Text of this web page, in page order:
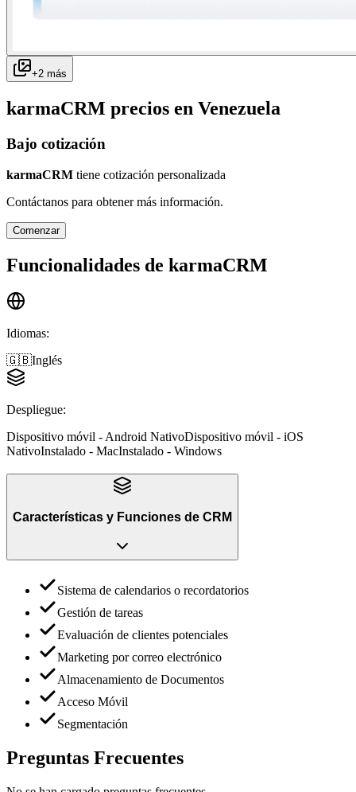
+2 más
karmaCRM precios en Venezuela
Bajo cotización
karmaCRM tiene cotización personalizada
Contáctanos para obtener más información.
Comenzar
Funcionalidades de karmaCRM
Idiomas:
🇬🇧Inglés
Despliegue:
Dispositivo móvil - Android NativoDispositivo móvil - iOS
NativoInstalado - MacInstalado - Windows
Características y Funciones de CRM
Sistema de calendarios o recordatorios
Gestión de tareas
Evaluación de clientes potenciales
Marketing por correo electrónico
Almacenamiento de Documentos
Acceso Móvil
Segmentación
Preguntas Frecuentes